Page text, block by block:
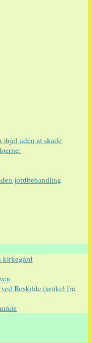
uden at skade
jordbehandling
kirkegård
Roskilde (artikel fra